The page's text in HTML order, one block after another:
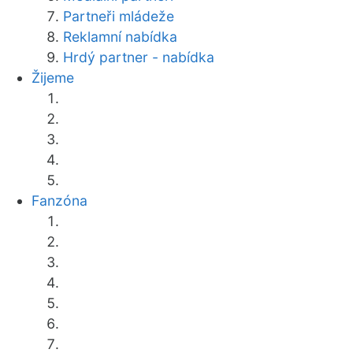
Partneři mládeže
Reklamní nabídka
Hrdý partner - nabídka
Žijeme
Fanzóna